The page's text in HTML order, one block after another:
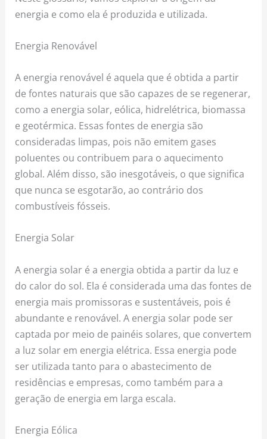
energia e como ela é produzida e utilizada.
Energia Renovável
A energia renovável é aquela que é obtida a partir
de fontes naturais que são capazes de se regenerar,
como a energia solar, eólica, hidrelétrica, biomassa
e geotérmica. Essas fontes de energia são
consideradas limpas, pois não emitem gases
poluentes ou contribuem para o aquecimento
global. Além disso, são inesgotáveis, o que significa
que nunca se esgotarão, ao contrário dos
combustíveis fósseis.
Energia Solar
A energia solar é a energia obtida a partir da luz e
do calor do sol. Ela é considerada uma das fontes de
energia mais promissoras e sustentáveis, pois é
abundante e renovável. A energia solar pode ser
captada por meio de painéis solares, que convertem
a luz solar em energia elétrica. Essa energia pode
ser utilizada tanto para o abastecimento de
residências e empresas, como também para a
geração de energia em larga escala.
Energia Eólica